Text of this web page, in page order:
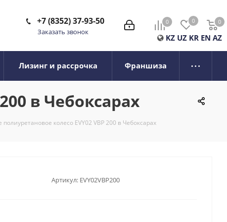
0 0 0
0
KZ UZ KR EN AZ
+7 (8352) 37-93-50
Заказать звонок
Лизинг и рассрочка Франшиза
в Чебоксарах
колесо EVY02 VBP 200 в Чебоксарах
Артикул: EVY02VBP200